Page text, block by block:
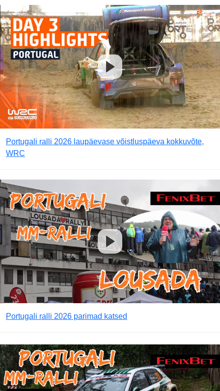
Portugali ralli 2026 laupäevase võistluspäeva kokkuvõte,
WRC
Portugali ralli 2026 parimad katsed